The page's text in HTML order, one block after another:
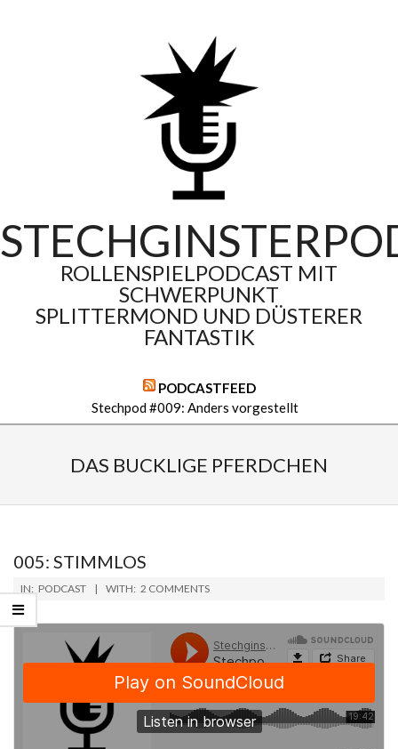
ROLLENSPIELPODCAST MIT
SCHWERPUNKT
SPLITTERMOND UND DÜSTERER
FANTASTIK
PODCASTFEED
Stechpod #009: Anders vorgestellt
DAS BUCKLIGE PFERDCHEN
005: STIMMLOS
2019-
01-
14
IN: PODCAST WITH: 2 COMMENTS